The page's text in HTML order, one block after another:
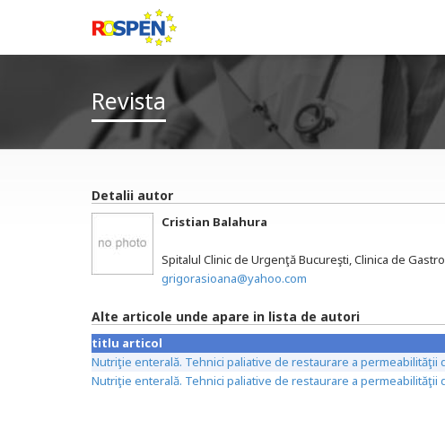
Revista
Detalii autor
Cristian Balahura
Spitalul Clinic de Urgenţă Bucureşti, Clinica de
grigorasioana@yahoo.com
Alte articole unde apare in lista de autori
titlu articol
Nutriţie enterală. Tehnici paliative de restaurare a permeabilităţii
Nutriţie enterală. Tehnici paliative de restaurare a